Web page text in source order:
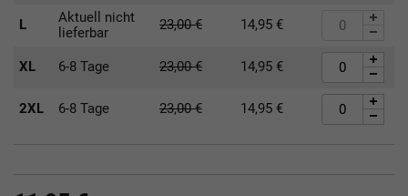
L
Aktuell nicht
lieferbar
23,00€ 14,95 €
XL 6-8 Tage 23,00€ 14,95 €
2XL 6-8 Tage 23,00€ 14,95 €